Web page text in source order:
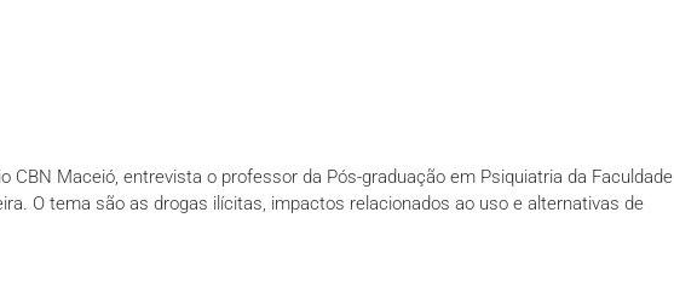
CBN Maceió, entrevista o professor da Pós-graduação em Psiquiatria da Faculdade
O tema são as drogas ilícitas, impactos relacionados ao uso e alternativas de